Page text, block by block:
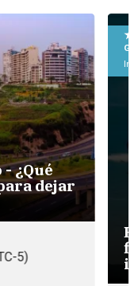
dejar
5)
★